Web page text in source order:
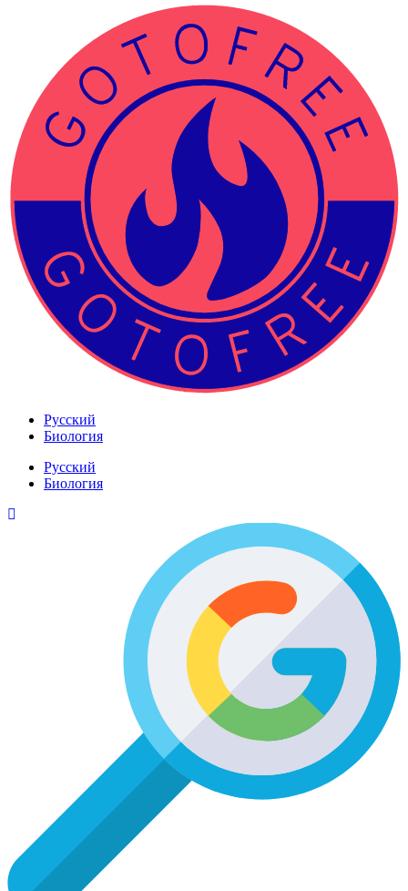
Русский
Биология
Русский
Биология